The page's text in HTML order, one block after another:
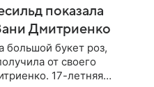
показала
Дмитриенко
большой букет роз,
от своего
17-летняя